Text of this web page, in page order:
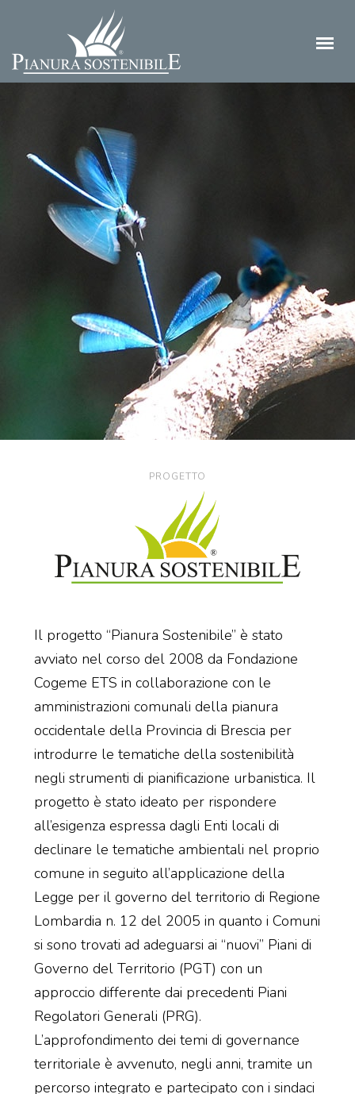
PROGETTO
Il progetto “Pianura Sostenibile” è stato
avviato nel corso del 2008 da Fondazione
Cogeme ETS in collaborazione con le
amministrazioni comunali della pianura
occidentale della Provincia di Brescia per
introdurre le tematiche della sostenibilità
negli strumenti di pianificazione urbanistica. Il
progetto è stato ideato per rispondere
all’esigenza espressa dagli Enti locali di
declinare le tematiche ambientali nel proprio
comune in seguito all’applicazione della
Legge per il governo del territorio di Regione
Lombardia n. 12 del 2005 in quanto i Comuni
si sono trovati ad adeguarsi ai “nuovi” Piani di
Governo del Territorio (PGT) con un
approccio differente dai precedenti Piani
Regolatori Generali (PRG).
L’approfondimento dei temi di governance
territoriale è avvenuto, negli anni, tramite un
percorso integrato e partecipato con i sindaci